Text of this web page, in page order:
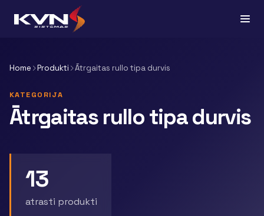
Home Produkti Ātrgaitas rullo tipa durvis
KATEGORIJA
Ātrgaitas rullo tipa durvis
13
atrasti produkti